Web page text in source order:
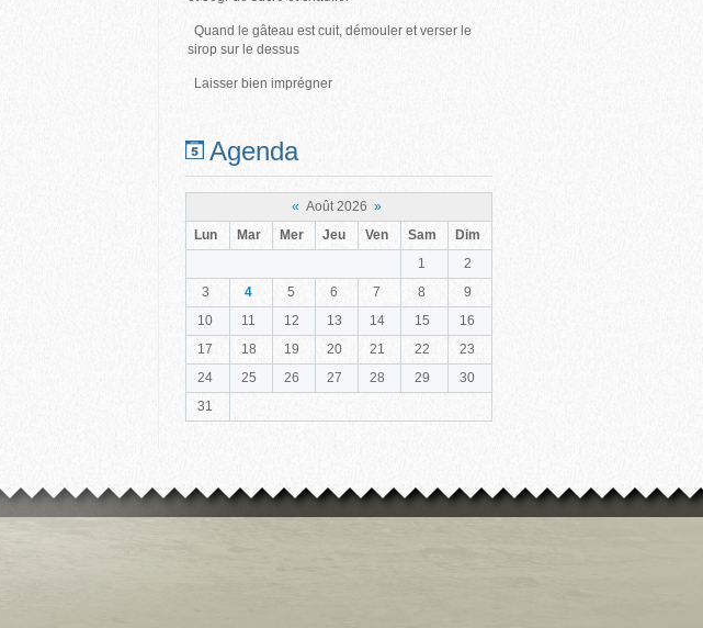
Quand le gâteau est cuit, démouler et verser le
sirop sur le dessus
Laisser bien imprégner
Agenda
« Août 2026 »
Lun
Mar Mer Jeu Ven Sam
Dim
1
2
3
4 5 6 7 8
9
10
11 12 13 14 15
16
17
18 19 20 21 22
23
24
25 26 27 28 29
30
31